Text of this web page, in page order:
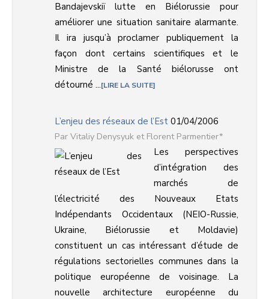
Bandajevskiï lutte en Biélorussie pour
améliorer une situation sanitaire alarmante.
Il ira jusqu’à proclamer publiquement la
façon dont certains scientifiques et le
Ministre de la Santé biélorusse ont
détourné ... LIRE LA SUITE
L’enjeu des réseaux de l’Est 01/04/2006
Vitaliy Denysyuk et Florent Parmentier*
Les perspectives
d’intégration des
marchés de
l’électricité des Nouveaux Etats
Indépendants Occidentaux (NEIO-Russie,
Ukraine, Biélorussie et Moldavie)
constituent un cas intéressant d’étude de
régulations sectorielles communes dans la
politique européenne de voisinage. La
nouvelle architecture européenne du